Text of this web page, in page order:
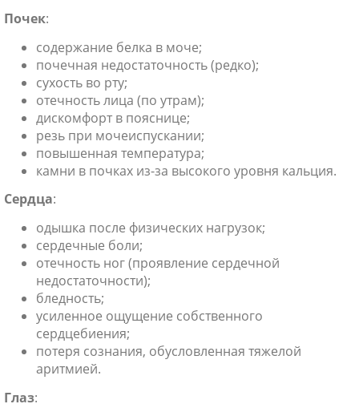
Почек:
содержание белка в моче;
почечная недостаточность (редко);
сухость во рту;
отечность лица (по утрам);
дискомфорт в пояснице;
резь при мочеиспускании;
повышенная температура;
камни в почках из-за высокого уровня кальция.
Сердца:
одышка после физических нагрузок;
сердечные боли;
отечность ног (проявление сердечной
недостаточности);
бледность;
усиленное ощущение собственного
сердцебиения;
потеря сознания, обусловленная тяжелой
аритмией.
Глаз: